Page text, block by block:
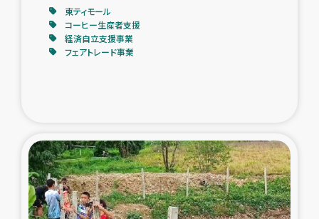
スリランカ ジャフナ県干物事業
スリランカの南北女性をつなぐサリー・リサイクル・プロ
ジェクト
復興支援事業
東ティモール
コーヒー生産者支援
経済自立支援事業
フェアトレード事業